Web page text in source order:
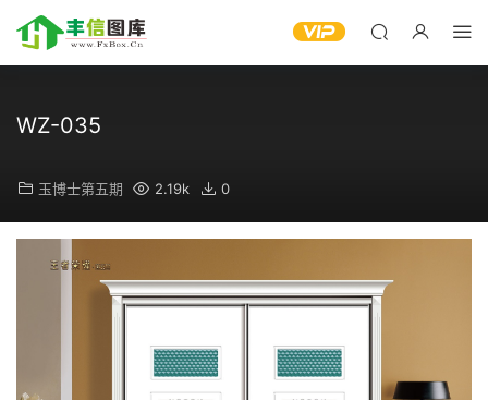
WZ-035
玉博士第五期 2.19k 0